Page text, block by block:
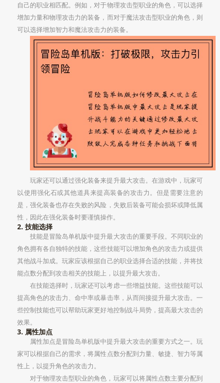
自己的职业相匹配。例如，对于物理攻击型职业的角色，可以选择
增加力量和物理攻击力的装备，而对于魔法攻击型职业的角色，则
可以选择增加智力和魔法攻击力的装备。
玩家还可以通过强化装备来提升最大攻击。在游戏中，玩家可
以使用强化石或其他道具来提高装备的攻击力。但是需要注意的
是，强化装备也存在失败的风险，失败后装备可能会损坏或降低属
性，因此在强化装备时要谨慎操作。
2. 技能选择
技能是冒险岛单机版中提升最大攻击的重要手段。不同职业的
角色拥有各自独特的技能，这些技能可以增加角色的攻击力或提供
其他战斗加成。玩家应该根据自己的职业选择合适的技能，并将技
能点数分配到攻击相关的技能上，以提升最大攻击。
在技能选择时，玩家还可以考虑一些增益技能。这些技能可以
提高角色的攻击力、命中率或暴击率，从而间接提升最大攻击。一
些控制技能也可以帮助玩家更好地控制战斗局势，提高最大攻击的
效果。
3. 属性加点
属性加点是冒险岛单机版中提升最大攻击的重要方式之一。玩
家可以根据自己的需求，将属性点数分配到力量、敏捷、智力等属
性上，以提升角色的攻击力。
对于物理攻击型职业的角色，玩家可以将属性点数主要分配到